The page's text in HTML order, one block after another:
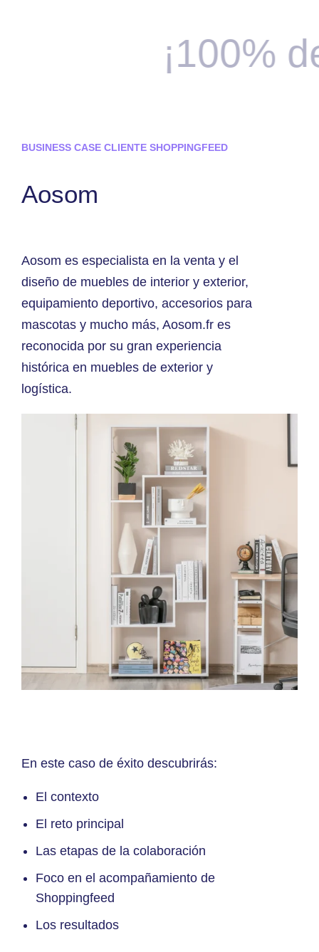
100%
BUSINESS CASE CLIENTE SHOPPINGFEED
Aosom
Aosom es especialista en la venta y el
diseño de muebles de interior y exterior,
equipamiento deportivo, accesorios para
mascotas y mucho más, Aosom.fr es
reconocida por su gran experiencia
histórica en muebles de exterior y
logística.
En este caso de éxito descubrirás:
El contexto
El reto principal
Las etapas de la colaboración
Foco en el acompañamiento de
Shoppingfeed
Los resultados